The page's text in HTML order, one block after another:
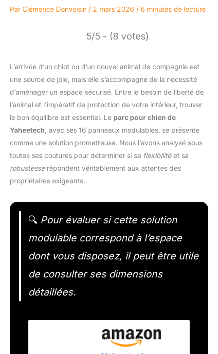
Par Clémence Donvoisin / 2 mars 2026 / 6 minutes de lecture
5/5 - (8 votes)
L’arrivée d’un chiot ou d’un nouvel animal de compagnie est
une source de joie, mais elle s’accompagne de la nécessité
d’aménager un espace sécurisé. Entre le besoin de liberté de
l’animal et l’impératif de protection de votre intérieur, trouver
le bon équilibre est essentiel. Le parc pour chien de
Yaheetech , avec ses 16 panneaux modulables, se présente
comme une solution prometteuse. Nous l’avons analysé sous
toutes ses coutures pour déterminer si sa flexibilitéet sa
robustesserépondent véritablement aux attentes des
propriétaires exigeants.
🔍 Pour évaluer si cette solution
modulable correspond à l’espace
dont vous disposez, il peut être utile
de consulter ses dimensions
détaillées.